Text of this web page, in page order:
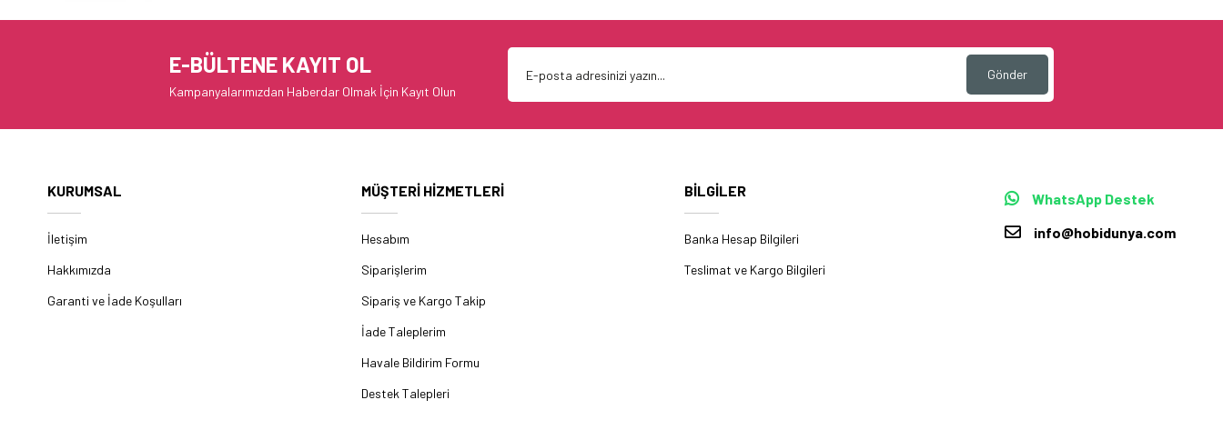
E-BÜLTENE KAYIT OL
Kampanyalarımızdan Haberdar Olmak İçin Kayıt Olun
Gönder
KURUMSAL
İletişim
Hakkımızda
Garanti ve İade Koşulları
MÜŞTERİ HİZMETLERİ
Hesabım
Siparişlerim
Sipariş ve Kargo Takip
İade Taleplerim
Havale Bildirim Formu
Destek Talepleri
BİLGİLER
Banka Hesap Bilgileri
Teslimat ve Kargo Bilgileri
WhatsApp Destek
info@hobidunya.com